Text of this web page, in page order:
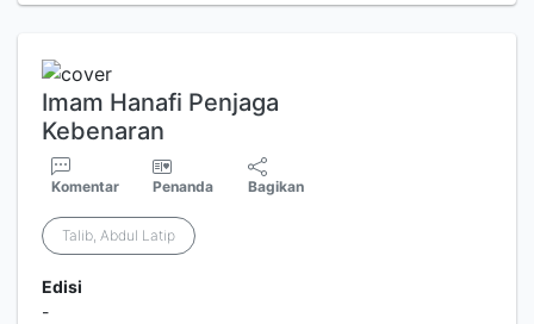
Imam Hanafi Penjaga
Kebenaran
Komentar Penanda Bagikan
Talib, Abdul Latip
Edisi
-